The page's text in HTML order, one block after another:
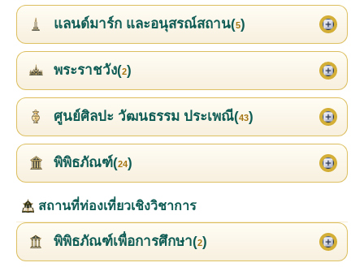
แลนด์มาร์ก และอนุสรณ์สถาน(5)
พระราชวัง(2)
ศูนย์ศิลปะ วัฒนธรรม ประเพณี(43)
พิพิธภัณฑ์(24)
สถานที่ท่องเที่ยวเชิงวิชาการ
พิพิธภัณฑ์เพื่อการศึกษา(2)